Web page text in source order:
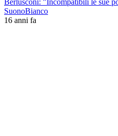
Berlusconi: "Incompatibili le sue
SuonoBianco
16 anni fa